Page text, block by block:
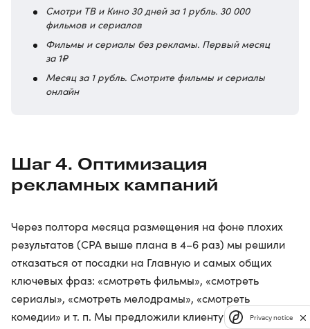
Смотри ТВ и Кино 30 дней за 1 рубль. 30 000
фильмов и сериалов
Фильмы и сериалы без рекламы. Первый месяц
за 1₽
Месяц за 1 рубль. Смотрите фильмы и сериалы
онлайн
Шаг 4. Оптимизация
рекламных кампаний
Через полтора месяца размещения на фоне плохих
результатов (CPA выше плана в 4–6 раз) мы решили
отказаться от посадки на Главную и самых общих
ключевых фраз: «смотреть фильмы», «смотреть
сериалы», «смотреть мелодрамы», «смотреть
комедии» и т. п. Мы предложили клиенту расширить
Privacy notice